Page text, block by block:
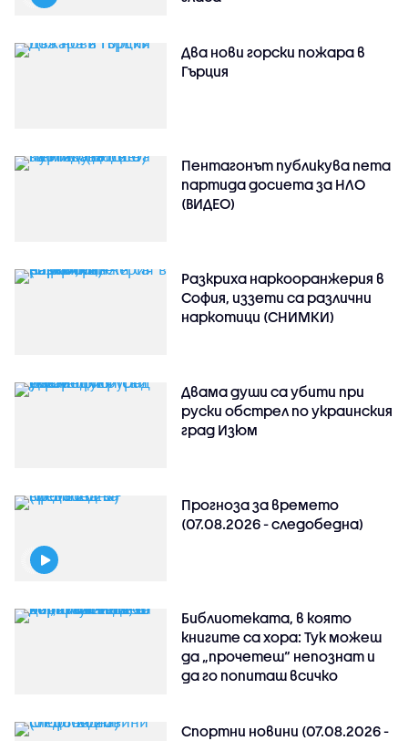
Два нови горски пожара в
Гърция
Пентагонът публикува пета
партида досиета за НЛО
(ВИДЕО)
Разкриха наркооранжерия в
София, иззети са различни
наркотици (СНИМКИ)
Двама души са убити при
руски обстрeл по украинския
град Изюм
Прогноза за времето
(07.08.2026 - следобедна)
Библиотеката, в която
книгите са хора: Тук можеш
да „прочетеш“ непознат и
да го попиташ всичко
Спортни новини (07.08.2026 -